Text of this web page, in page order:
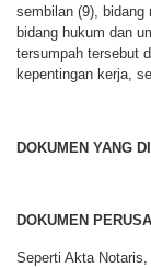
sembilan (9), bidang
bidang hukum dan
tersumpah tersebut
kepentingan kerja,
DOKUMEN YANG
DOKUMEN
Seperti Akta